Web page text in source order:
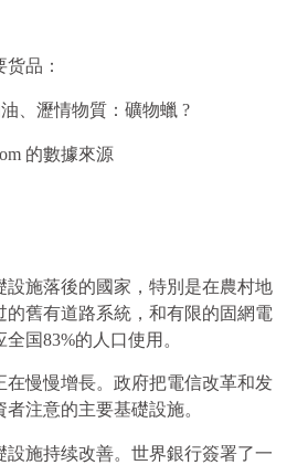
品：
、瀝情物質：礦物蠟 ?
的數據來源
設施落後的國家，特別是在農村地
的舊有道路系統，和有限的固網電
国83%的人口使用。
在慢慢增長。政府把電信改革和发
注意的主要基礎設施。
設施持续改善。世界銀行簽署了一